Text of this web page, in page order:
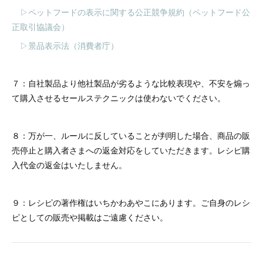
▷ペットフードの表示に関する公正競争規約（ペットフード公
正取引協議会）
▷景品表示法（消費者庁）
７：自社製品より他社製品が劣るような比較表現や、不安を煽っ
て購入させるセールステクニックは使わないでください。
８：万が一、ルールに反していることが判明した場合、商品の販
売停止と購入者さまへの返金対応をしていただきます。レシピ購
入代金の返金はいたしません。
９：レシピの著作権はいちかわあやこにあります。ご自身のレシ
ピとしての販売や掲載はご遠慮ください。